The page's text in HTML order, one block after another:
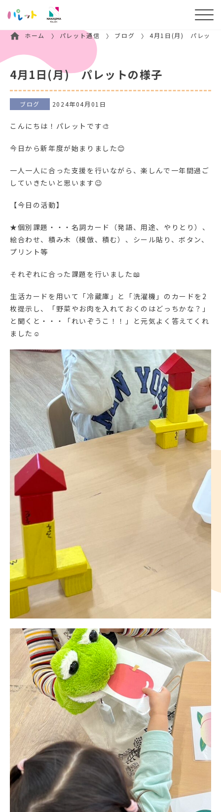
ホーム パレット通信 ブログ 4月1日(月) パレット
4月1日(月) パレットの様子
ブログ 2024年04月01日
こんにちは！パレットです🎨
今日から新年度が始まりました😊
一人一人に合った支援を行いながら、楽しんで一年間過ご
していきたいと思います😉
【今日の活動】
★個別課題・・・名詞カード（発語、用途、やりとり）、
絵合わせ、積み木（模倣、積む）、シール貼り、ボタン、
プリント等
それぞれに合った課題を行いました📖
生活カードを用いて「冷蔵庫」と「洗濯機」のカードを2
枚提示し、「野菜やお肉を入れておくのはどっちかな？」
と聞くと・・・「れいぞうこ！！」と元気よく答えてくれ
ました☺